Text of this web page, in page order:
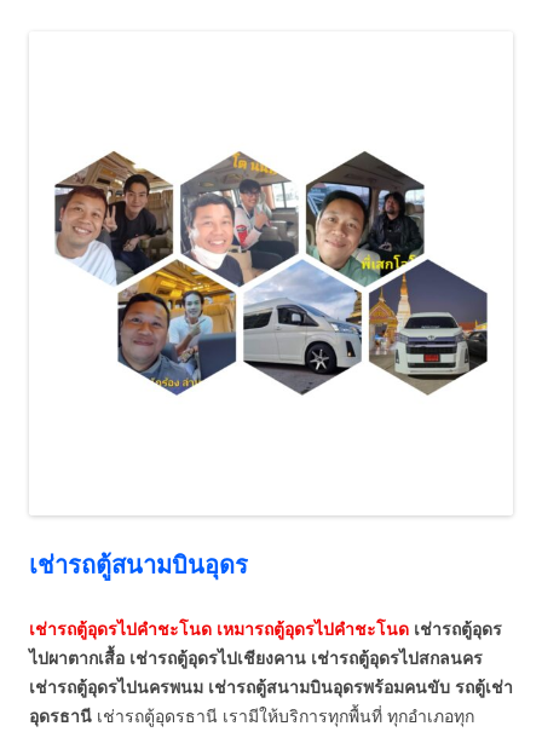
เช่ารถตู้สนามบินอุดร
เช่ารถตู้อุดรไปคำชะโนด เหมารถตู้อุดรไปคำชะโนด เช่ารถตู้อุดร
ไปผาตากเสื้อ เช่ารถตู้อุดรไปเชียงคาน เช่ารถตู้อุดรไปสกลนคร
เช่ารถตู้อุดรไปนครพนม เช่ารถตู้สนามบินอุดรพร้อมคนขับ รถตู้เช่า
อุดรธานี เช่ารถตู้อุดรธานี เรามีให้บริการทุกพื้นที่ ทุกอำเภอทุก